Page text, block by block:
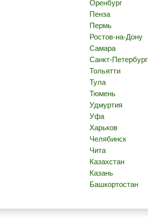
Оренбург
Пенза
Пермь
Ростов-на-Дону
Самара
Санкт-Петербург
Тольятти
Тула
Тюмень
Удмуртия
Уфа
Харьков
Челябинск
Чита
Казахстан
Казань
Башкортостан